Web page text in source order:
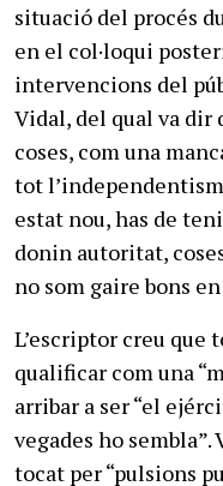
situació del procés
en el col·loqui
intervencions del
Vidal, del qual va dir
coses, com una
tot
estat nou, has de
donin autoritat,
no som gaire bons en
L’escriptor creu que
qualificar com una
arribar a ser “el
vegades ho
tocat per “pulsions